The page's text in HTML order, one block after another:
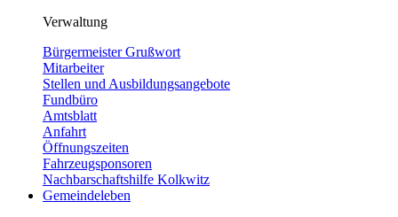
Verwaltung
Bürgermeister Grußwort
Mitarbeiter
Stellen und Ausbildungsangebote
Fundbüro
Amtsblatt
Anfahrt
Öffnungszeiten
Fahrzeugsponsoren
Nachbarschaftshilfe Kolkwitz
Gemeindeleben